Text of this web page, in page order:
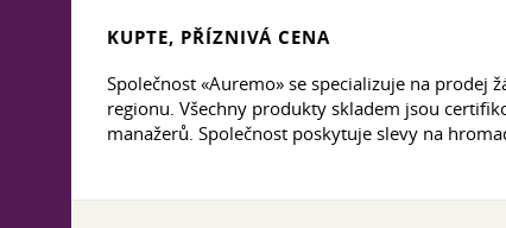
KUPTE, PŘÍZNIVÁ CENA
Společnost «Auremo» se specializuje na prodej
regionu. Všechny produkty skladem jsou
manažerů. Společnost poskytuje slevy na